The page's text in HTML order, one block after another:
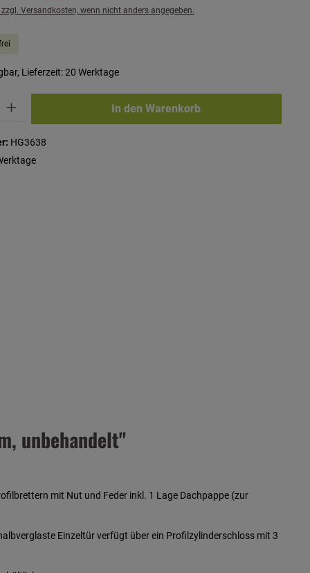
zzgl. Versandkosten, wenn nicht anders angegeben.
Lieferzeit: 20 Werktage
In den Warenkorb
HG3638
unbehandelt"
mit Nut und Feder inkl. 1 Lage Dachpappe (zur
Einzeltür verfügt über ein Profilzylinderschloss mit 3